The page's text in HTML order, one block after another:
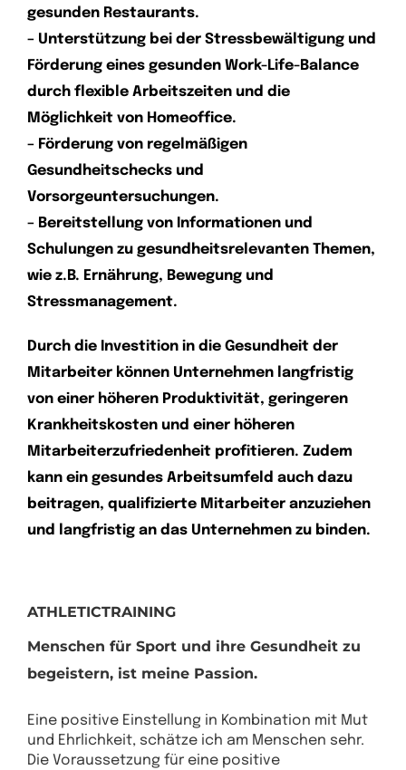
gesunden Restaurants.
– Unterstützung bei der Stressbewältigung und
Förderung eines gesunden Work-Life-Balance
durch flexible Arbeitszeiten und die
Möglichkeit von Homeoffice.
– Förderung von regelmäßigen
Gesundheitschecks und
Vorsorgeuntersuchungen.
– Bereitstellung von Informationen und
Schulungen zu gesundheitsrelevanten Themen,
wie z.B. Ernährung, Bewegung und
Stressmanagement.
Durch die Investition in die Gesundheit der
Mitarbeiter können Unternehmen langfristig
von einer höheren Produktivität, geringeren
Krankheitskosten und einer höheren
Mitarbeiterzufriedenheit profitieren. Zudem
kann ein gesundes Arbeitsumfeld auch dazu
beitragen, qualifizierte Mitarbeiter anzuziehen
und langfristig an das Unternehmen zu binden.
ATHLETICTRAINING
Menschen für Sport und ihre Gesundheit zu
begeistern, ist meine Passion.
Eine positive Einstellung in Kombination mit Mut
und Ehrlichkeit, schätze ich am Menschen sehr.
Die Voraussetzung für eine positive